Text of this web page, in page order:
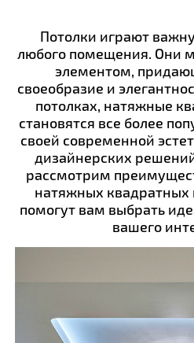
Потолки играют
любого помещения. Они
элементом,
своеобразие и
потолках, натяжные
становятся все более
своей современной
дизайнерских
рассмотрим
натяжных квадратных
помогут вам выбрать
вашего